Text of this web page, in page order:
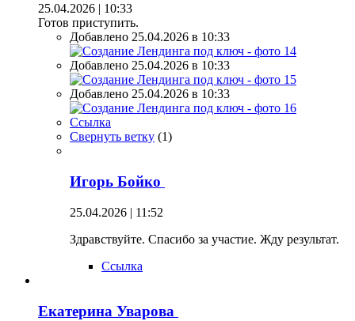
25.04.2026 | 10:33
Готов приступить.
Добавлено 25.04.2026 в 10:33
Добавлено 25.04.2026 в 10:33
Добавлено 25.04.2026 в 10:33
Ссылка
Свернуть ветку (1)
Игорь Бойко
25.04.2026 | 11:52
Здравствуйте. Спасибо за участие. Жду результат.
Ссылка
Екатерина Уварова